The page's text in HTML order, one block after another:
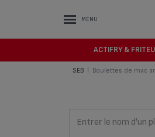
MENU
ACTIFRY &
SEB Boulettes de mac